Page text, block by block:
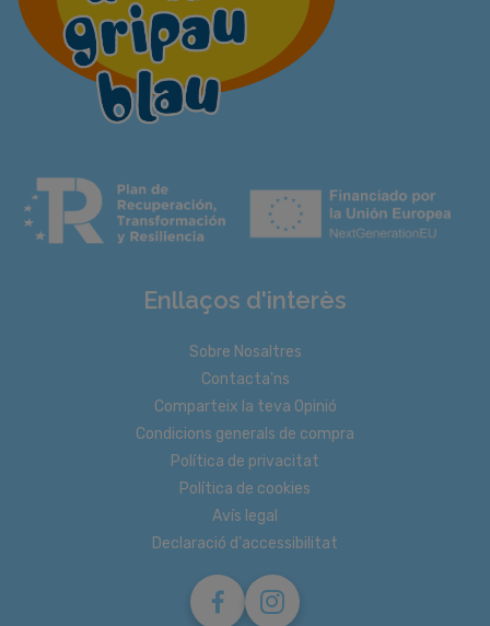
Enllaços d'interès
Sobre Nosaltres
Contacta'ns
Comparteix la teva Opinió
Condicions generals de compra
Política de privacitat
Política de cookies
Avís legal
Declaració d'accessibilitat